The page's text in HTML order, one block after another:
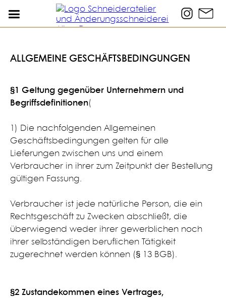
ALLGEMEINE GESCHÄFTSBEDINGUNGEN
§1 Geltung gegenüber Unternehmern und
Begriffsdefinitionen​(
1) Die nachfolgenden Allgemeinen
Geschäftsbedingungen gelten für alle
Lieferungen zwischen uns und einem
Verbraucher in ihrer zum Zeitpunkt der Bestellung
gültigen Fassung.
Verbraucher ist jede natürliche Person, die ein
Rechtsgeschäft zu Zwecken abschließt, die
überwiegend weder ihrer gewerblichen noch
ihrer selbständigen beruflichen Tätigkeit
zugerechnet werden können (§ 13 BGB).
§2 Zustandekommen eines Vertrages,